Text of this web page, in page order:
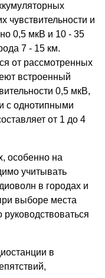
чувствительности и
0,5 мкВ и 10 - 35
7 - 15 км.
от рассмотренных
встроенный
0,5 мкВ,
с однотипными
от 1 до 4
особенно на
учитывать
в городах и
выборе места
в